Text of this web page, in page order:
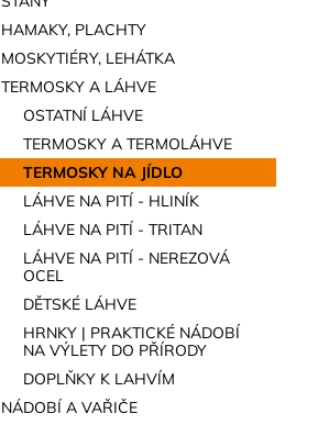
HAMAKY, PLACHTY
MOSKYTIÉRY, LEHÁTKA
TERMOSKY A LÁHVE
OSTATNÍ LÁHVE
TERMOSKY A TERMOLÁHVE
TERMOSKY NA JÍDLO
LÁHVE NA PITÍ - HLINÍK
LÁHVE NA PITÍ - TRITAN
LÁHVE NA PITÍ - NEREZOVÁ
OCEL
DĚTSKÉ LÁHVE
HRNKY | PRAKTICKÉ NÁDOBÍ
NA VÝLETY DO PŘÍRODY
DOPLŇKY K LAHVÍM
NÁDOBÍ A VAŘIČE